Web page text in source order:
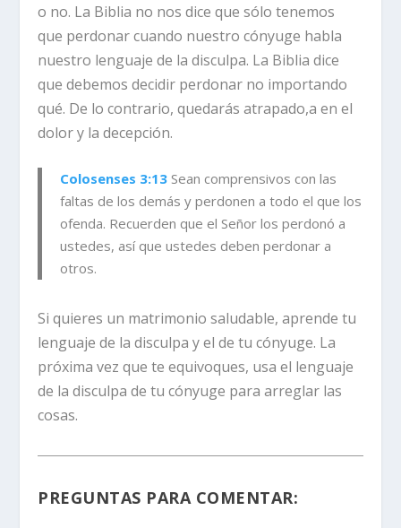
o no. La Biblia no nos dice que sólo tenemos
que perdonar cuando nuestro cónyuge habla
nuestro lenguaje de la disculpa. La Biblia dice
que debemos decidir perdonar no importando
qué. De lo contrario, quedarás atrapado,a en el
dolor y la decepción.
Colosenses 3:13 Sean comprensivos con las
faltas de los demás y perdonen a todo el que los
ofenda. Recuerden que el Señor los perdonó a
ustedes, así que ustedes deben perdonar a
otros.
Si quieres un matrimonio saludable, aprende tu
lenguaje de la disculpa y el de tu cónyuge. La
próxima vez que te equivoques, usa el lenguaje
de la disculpa de tu cónyuge para arreglar las
cosas.
PREGUNTAS PARA COMENTAR: